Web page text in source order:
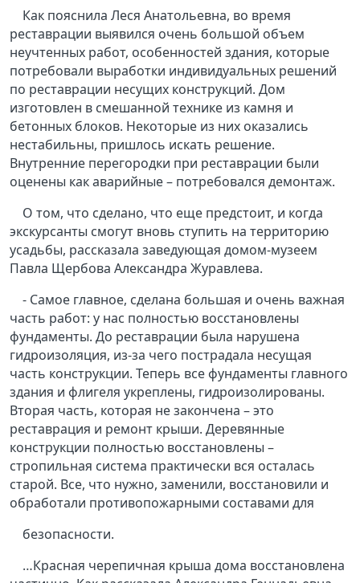
Как пояснила Леся Анатольевна, во время
реставрации выявился очень большой объем
неучтенных работ, особенностей здания, которые
потребовали выработки индивидуальных решений
по реставрации несущих конструкций. Дом
изготовлен в смешанной технике из камня и
бетонных блоков. Некоторые из них оказались
нестабильны, пришлось искать решение.
Внутренние перегородки при реставрации были
оценены как аварийные – потребовался демонтаж.
О том, что сделано, что еще предстоит, и когда
экскурсанты смогут вновь ступить на территорию
усадьбы, рассказала заведующая домом-музеем
Павла Щербова Александра Журавлева.
- Самое главное, сделана большая и очень важная
часть работ: у нас полностью восстановлены
фундаменты. До реставрации была нарушена
гидроизоляция, из-за чего пострадала несущая
часть конструкции. Теперь все фундаменты главного
здания и флигеля укреплены, гидроизолированы.
Вторая часть, которая не закончена – это
реставрация и ремонт крыши. Деревянные
конструкции полностью восстановлены –
стропильная система практически вся осталась
старой. Все, что нужно, заменили, восстановили и
обработали противопожарными составами для
безопасности.
…Красная черепичная крыша дома восстановлена